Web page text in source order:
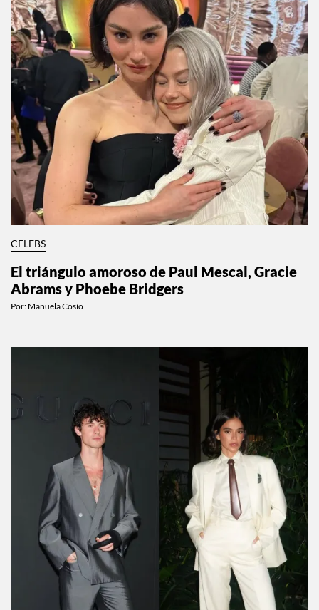
CELEBS
El triángulo amoroso de Paul Mescal, Gracie
Abrams y Phoebe Bridgers
Por: Manuela Cosío